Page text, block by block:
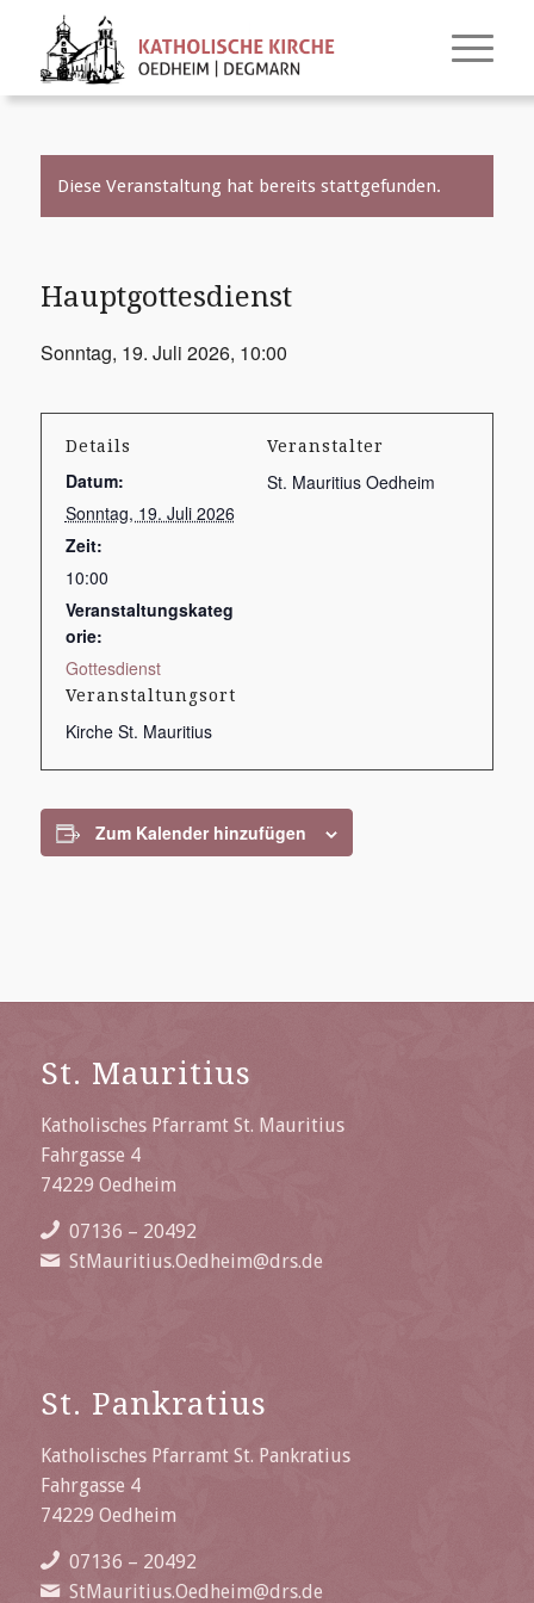
Diese Veranstaltung hat bereits stattgefunden.
Hauptgottesdienst
Sonntag, 19. Juli 2026, 10:00
Details
Datum:
Sonntag, 19. Juli 2026
Zeit:
10:00
Veranstaltungskateg
orie:
Gottesdienst
Veranstaltungsort
Kirche St. Mauritius
Veranstalter
St. Mauritius Oedheim
Zum Kalender hinzufügen
St. Mauritius
Katholisches Pfarramt St. Mauritius
Fahrgasse 4
74229 Oedheim
07136 – 20492
StMauritius.Oedheim@drs.de
St. Pankratius
Katholisches Pfarramt St. Pankratius
Fahrgasse 4
74229 Oedheim
07136 – 20492
StMauritius.Oedheim@drs.de